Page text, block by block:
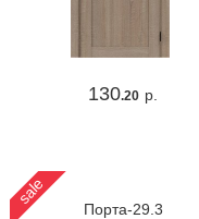
130.20 р.
sale
Порта-29.3